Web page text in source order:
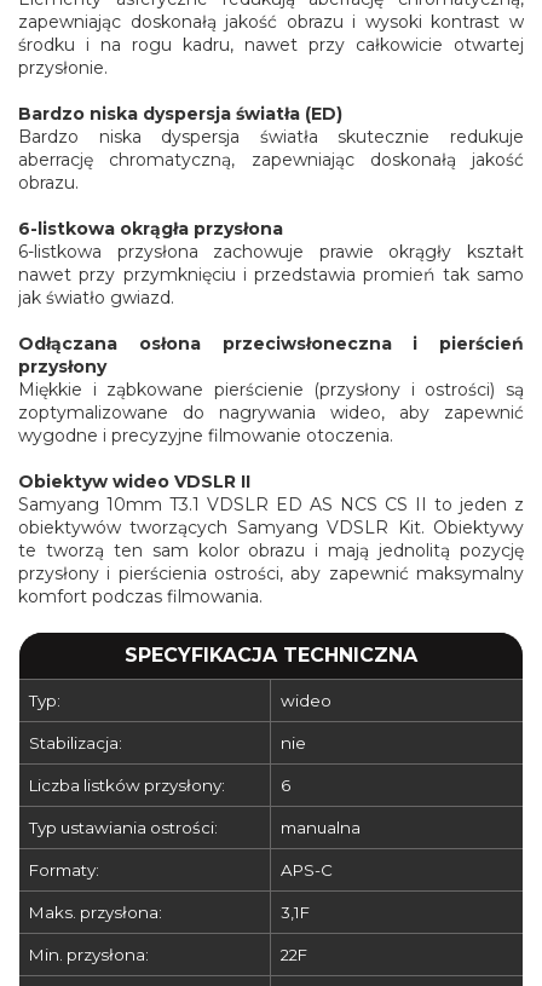
zapewniając doskonałą jakość obrazu i wysoki kontrast w
środku i na rogu kadru, nawet przy całkowicie otwartej
przysłonie.
Bardzo niska dyspersja światła (ED)
Bardzo niska dyspersja światła skutecznie redukuje
aberrację chromatyczną, zapewniając doskonałą jakość
obrazu.
6-listkowa okrągła przysłona
6-listkowa przysłona zachowuje prawie okrągły kształt
nawet przy przymknięciu i przedstawia promień tak samo
jak światło gwiazd.
Odłączana osłona przeciwsłoneczna i pierścień
przysłony
Miękkie i ząbkowane pierścienie (przysłony i ostrości) są
zoptymalizowane do nagrywania wideo, aby zapewnić
wygodne i precyzyjne filmowanie otoczenia.
Obiektyw wideo VDSLR II
Samyang 10mm T3.1 VDSLR ED AS NCS CS II to jeden z
obiektywów tworzących Samyang VDSLR Kit. Obiektywy
te tworzą ten sam kolor obrazu i mają jednolitą pozycję
przysłony i pierścienia ostrości, aby zapewnić maksymalny
komfort podczas filmowania.
SPECYFIKACJA TECHNICZNA
Typ: wideo
Stabilizacja: nie
Liczba listków przysłony: 6
Typ ustawiania ostrości: manualna
Formaty: APS-C
Maks. przysłona: 3,1F
Min. przysłona: 22F